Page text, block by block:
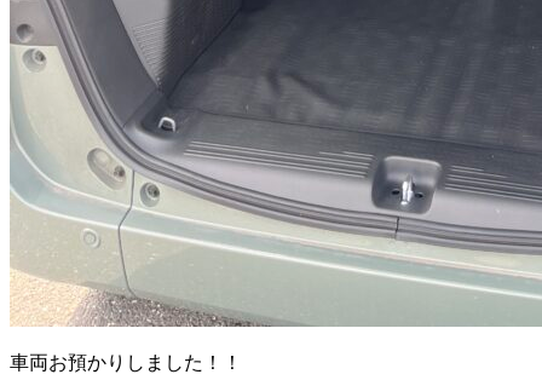
車両お預かりしました！！